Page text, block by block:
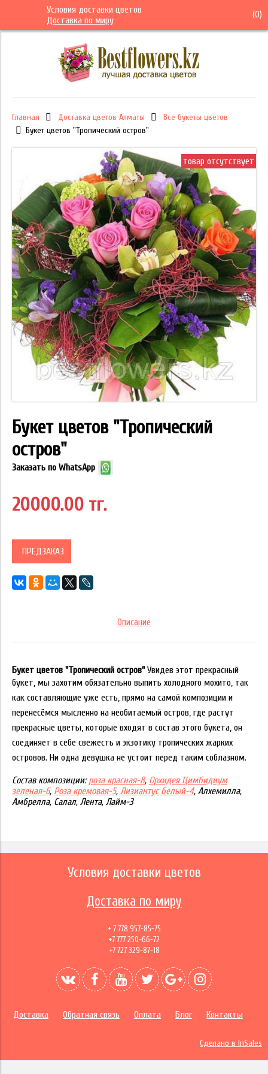
Условия доставки цветов
Доставка по миру
(0)
Главная Доставка цветов Алматы
Все букеты цветов
Букет цветов "Тропический остров"
товар отсутствует
Букет цветов "Тропический
остров"
Заказать по WhatsApp
20000.00 тг.
ПРЕДЗАКАЗ
Описание
Букет цветов "Тропический остров"Увидев этот прекрасный
букет, мы захотим обязательно выпить холодного мохито, так
как составляющие уже есть, прямо на самой композиции и
перенесёмся мысленно на необитаемый остров, где растут
прекрасные цветы, которые входят в состав этого букета, он
соединяет в себе свежесть и экзотику тропических жарких
островов. Ни одна девушка не устоит перед таким соблазном.
Состав композиции: роза красная-8, Орхидея Цимбидиум
зеленая-6, Роза кремовая-5, Лизиантус белый-4, Алхемилла,
Амбрелла, Салал, Лента, Лайм-3
Условия доставки цветов
Доставка по миру
+ 7 778 957-85-75
+7 777 250-66-72
+7 727 329-87-18
Доставка Обратная связь Оплата Блог Контакты
Сделано в InSales